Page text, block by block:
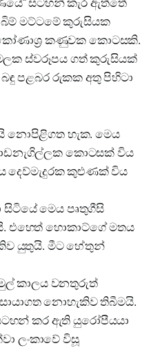
බිම් මට්ටමේ කුරුසියක
කණුවක කොටසකි.
ස්වරූපය ගත් කුරුසියක්
පළබර රුකක අතු පිහිටා
නොපිළිගත හැක. මෙය
කොටසක් විය
දෙව්මැදුරක කුළුණක් විය
මෙය පෘතුගීසි
එහෙත් හොකාට්ගේ මතය
යුතුයි. මීට හේතුන්
කාලය වනතුරුත්
නොහැකිව තිබීමයි.
කර ඇති යුරෝපීයයා
ලංකාවේ විසූ